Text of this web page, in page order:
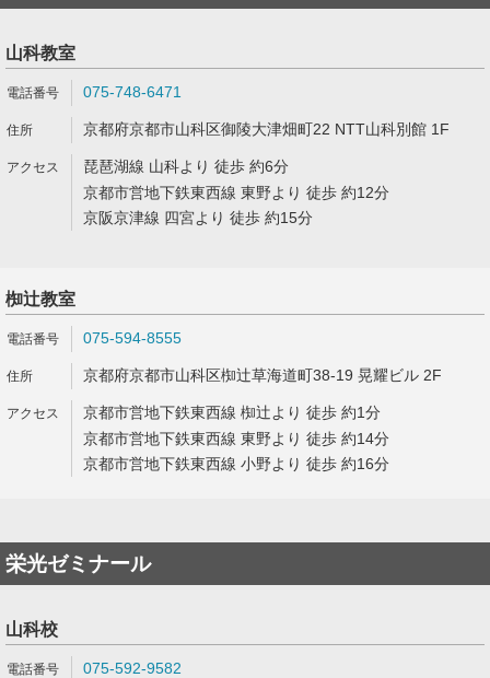
山科教室
075-748-6471
京都府京都市山科区御陵大津畑町22 NTT山科別館 1F
琵琶湖線 山科より 徒歩 約6分
京都市営地下鉄東西線 東野より 徒歩 約12分
京阪京津線 四宮より 徒歩 約15分
椥辻教室
075-594-8555
京都府京都市山科区椥辻草海道町38-19 晃耀ビル 2F
京都市営地下鉄東西線 椥辻より 徒歩 約1分
京都市営地下鉄東西線 東野より 徒歩 約14分
京都市営地下鉄東西線 小野より 徒歩 約16分
栄光ゼミナール
山科校
075-592-9582